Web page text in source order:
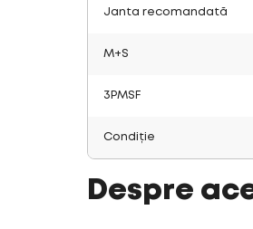
Janta recomandată
M+S
3PMSF
Condiție
Despre